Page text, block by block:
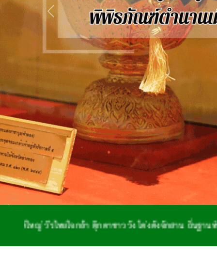
Previous
ตุ๊กตาชาววัง โด่งดังจักสาน ถิ่นฐานทำกลอง เมืองสองพระน